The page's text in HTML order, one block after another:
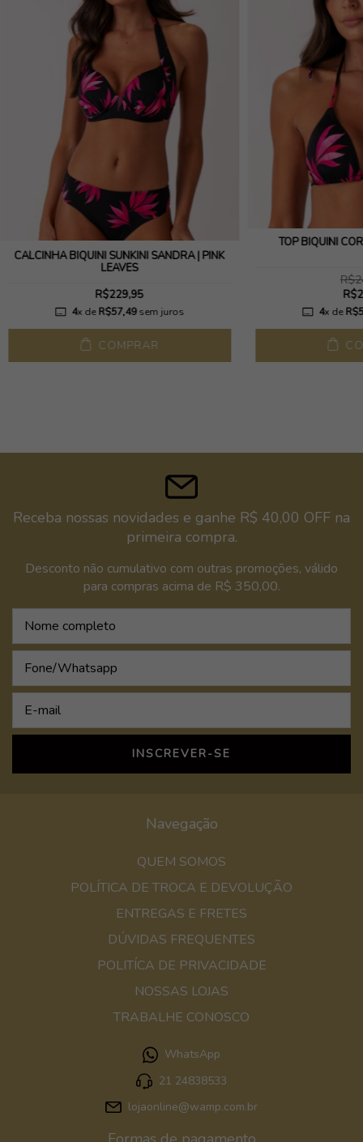
CALCINHA BIQUINI SUNKINI SANDRA | PINK
LEAVES
R$229,95
4x deR$57,49sem juros
COMPRAR
TOP BIQUÍNI
4x de
Receba nossas novidades e ganhe R$ 40,00 OFF na
primeira compra.
Desconto não cumulativo com outras promoções, válido
para compras acima de R$ 350,00.
Navegação
QUEM SOMOS
POLÍTICA DE TROCA E DEVOLUÇÃO
ENTREGAS E FRETES
DÚVIDAS FREQUENTES
POLITÍCA DE PRIVACIDADE
NOSSAS LOJAS
TRABALHE CONOSCO
WhatsApp
21 24838533
lojaonline@wamp.com.br